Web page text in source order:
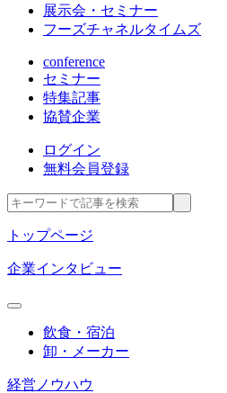
展示会・セミナー
フーズチャネルタイムズ
conference
セミナー
特集記事
協賛企業
ログイン
無料会員登録
トップページ
企業インタビュー
飲食・宿泊
卸・メーカー
経営ノウハウ